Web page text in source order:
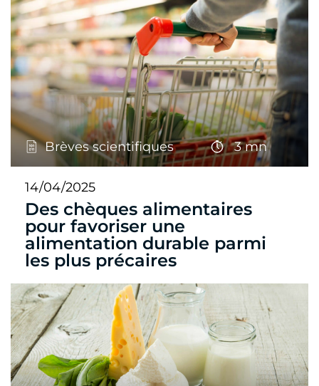
Brèves scientifiques 3 mn
14/04/2025
Des chèques alimentaires
pour favoriser une
alimentation durable parmi
les plus précaires